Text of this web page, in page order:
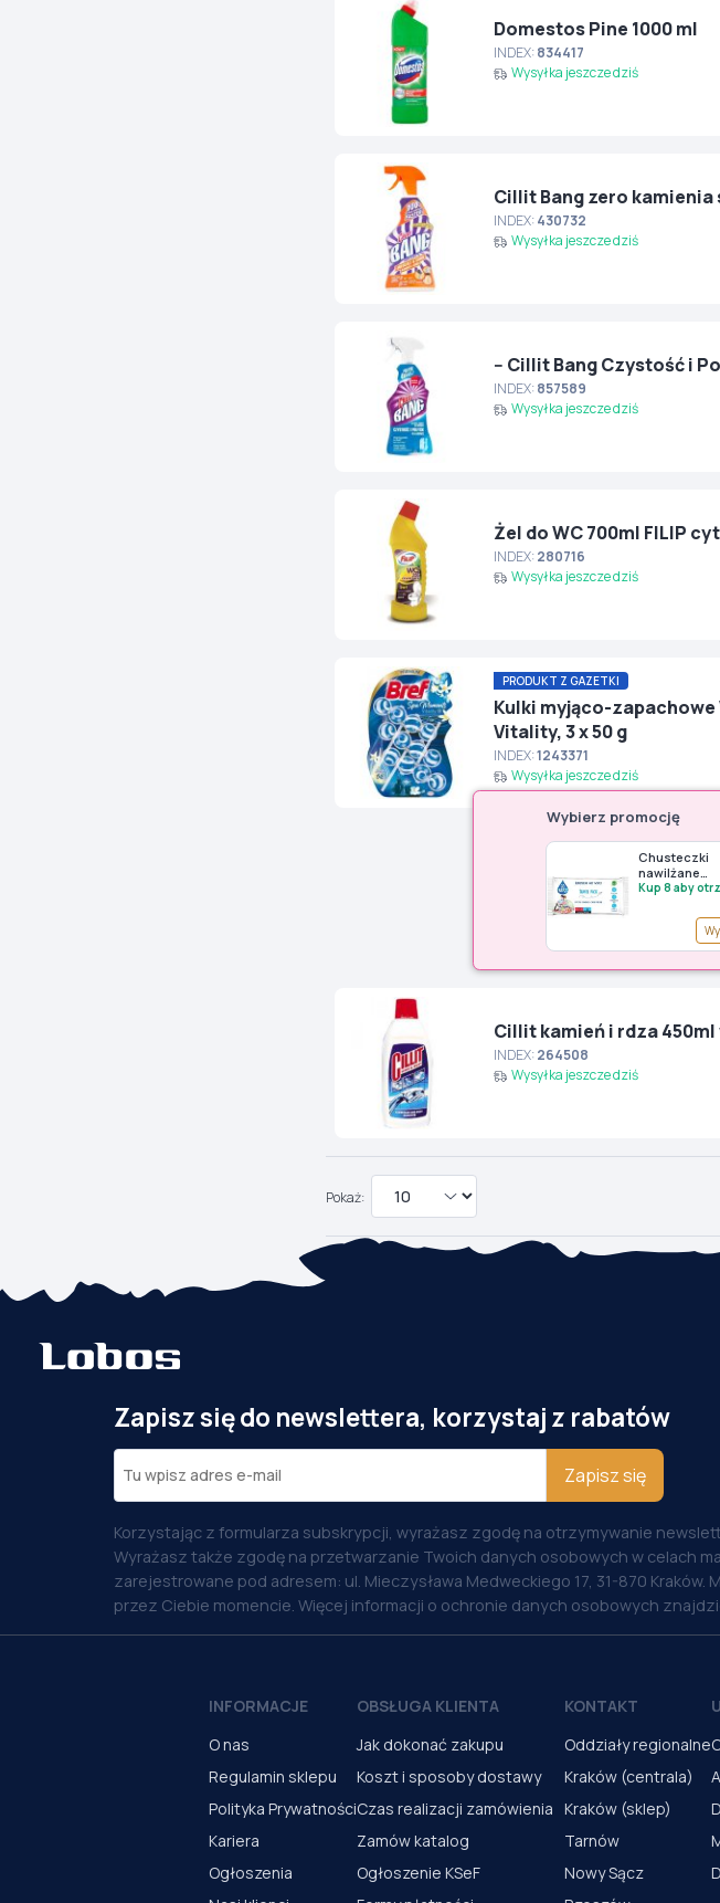
Domestos Pine 1000 ml
INDEX:834417
Wysyłka jeszcze dziś
Cillit Bang zero kamienia
INDEX:430732
Wysyłka jeszcze dziś
-- Cillit Bang Czystość i
INDEX:857589
Wysyłka jeszcze dziś
Żel do WC 700ml FILIP
INDEX:280716
Wysyłka jeszcze dziś
PRODUKT Z GAZETKI
Kulki myjąco-zapachowe
Vitality, 3 x 50 g
INDEX:1243371
Wysyłka jeszcze dziś
Wybierz promocję
Chusteczki
nawilżane
GOWIPES,
szt.) -
Kup 8 aby
Cillit kamień i rdza 450ml
INDEX:264508
Wysyłka jeszcze dziś
Pokaż:
Zapisz się do newslettera, korzystaj z rabatów
Zapisz się
Korzystając z formularza subskrypcji, wyrażasz zgodę na otrzymywanie
Wyrażasz także zgodę na przetwarzanie Twoich danych osobowych w celach
zarejestrowane pod adresem: ul. Mieczysława Medweckiego 17, 31-870
przez Ciebie momencie. Więcej informacji o ochronie danych osobowych
INFORMACJE
O nas
Regulamin sklepu
Polityka Prywatności
Kariera
Ogłoszenia
OBSŁUGA KLIENTA
Jak dokonać zakupu
Koszt i sposoby dostawy
Czas realizacji zamówienia
Zamów katalog
Ogłoszenie KSeF
KONTAKT
Oddziały regionalne
Kraków (centrala)
Kraków (sklep)
Tarnów
Nowy Sącz